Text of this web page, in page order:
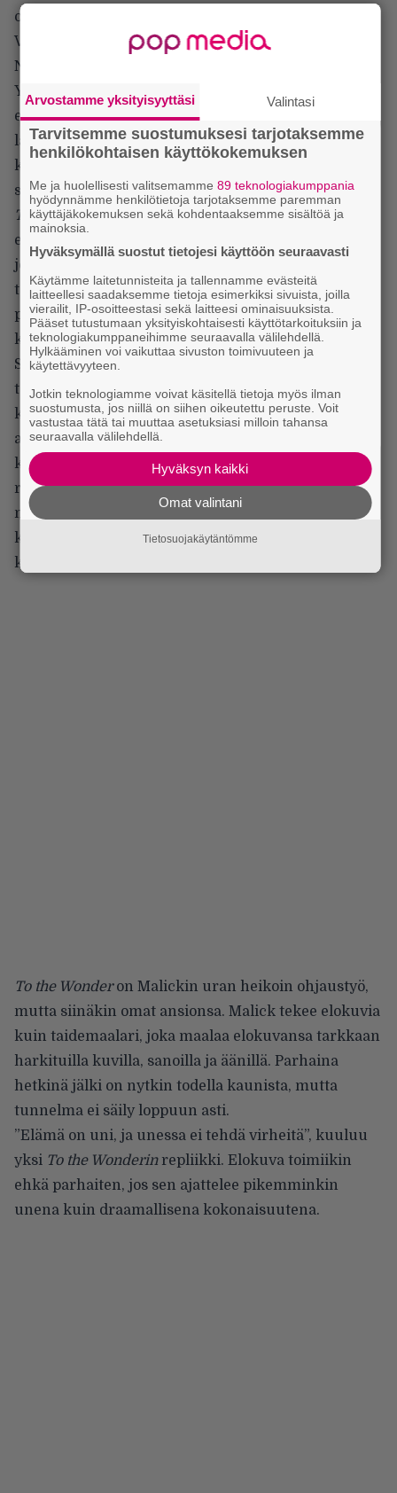
oksien tai hiusten läpi siivilöityvää valoa.
Visuaalinen ilme on täynnä vastakohtia.
Normandian kuvaukselliset maisemat vaihtuvat
Yhdysvaltain karuun Keskilänteen. Luonnon ja
eläinten kauneus saa vastakohdakseen ankean
lähiön, kolkon tehdasympäristön ja rumat
kaivinkoneet. Rakkauden huuma vaihtuu
silmittömään vihaan.
To the Wonderon Malickin tyylille uskollinen
elokuva, mutta se ei ole sellainen mestariteos,
jollaisia häneltä on totuttu odottamaan. Melkeinpä
toivoo, että Malick olisi kehitellyt elokuvaa
pidempään, sillä se tuntuu keskeneräiseltä. Tarina
kiertää paikoillaan eikä kehity mihinkään suuntaan.
Samantyyppiset kuvat, kohtaukset ja lauseet
toistuvat loputtomiin, mikä alkaa runollistakin
katsojaa kyllästyttää. Elokuvan maailmassa naisten
ainoa tapa liikkua näyttää olevan liihotella ja pyöriä
kuin balettitanssija riippumatta siitä ollaanko
romanttisella kävelyllä niityllä vai paikallisen
marketin käytävillä. Naiset kikattavat ja kujertelevat
kuin pikkutytöt, mutta miehet eivät edes hymyile
koskaan.
To the Wonderon Malickin uran heikoin ohjaustyö,
mutta siinäkin omat ansionsa. Malick tekee elokuvia
kuin taidemaalari, joka maalaa elokuvansa tarkkaan
harkituilla kuvilla, sanoilla ja äänillä. Parhaina
hetkinä jälki on nytkin todella kaunista, mutta
tunnelma ei säily loppuun asti.
”Elämä on uni, ja unessa ei tehdä virheitä”, kuuluu
yksi To the Wonderin repliikki. Elokuva toimiikin
ehkä parhaiten, jos sen ajattelee pikemminkin
unena kuin draamallisena kokonaisuutena.
Arvostamme yksityisyyttäsi Valintasi
Tarvitsemme suostumuksesi tarjotaksemme
henkilökohtaisen käyttökokemuksen
Me ja huolellisesti valitsemamme 89 teknologiakumppania
hyödynnämme henkilötietoja tarjotaksemme paremman
käyttäjäkokemuksen sekä kohdentaaksemme sisältöä ja
mainoksia.
Hyväksymällä suostut tietojesi käyttöön seuraavasti
Käytämme laitetunnisteita ja tallennamme evästeitä
laitteellesi saadaksemme tietoja esimerkiksi sivuista, joilla
vierailit, IP-osoitteestasi sekä laitteesi ominaisuuksista.
Pääset tutustumaan yksityiskohtaisesti käyttötarkoituksiin ja
teknologiakumppaneihimme seuraavalla välilehdellä.
Hylkääminen voi vaikuttaa sivuston toimivuuteen ja
käytettävyyteen.
Jotkin teknologiamme voivat käsitellä tietoja myös ilman
suostumusta, jos niillä on siihen oikeutettu peruste. Voit
vastustaa tätä tai muuttaa asetuksiasi milloin tahansa
seuraavalla välilehdellä.
Hyväksyn kaikki
Omat valintani
Tietosuojakäytäntömme